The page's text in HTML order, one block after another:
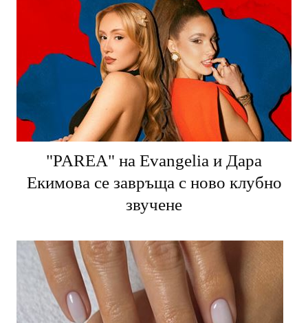
"PARЕA" на Evangelia и Дара
Екимова се завръща с ново клубно
звучене